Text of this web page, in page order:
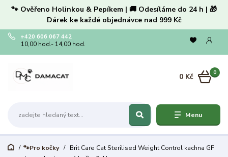
🐾 Ověřeno Holinkou & Pepíkem | 🚚 Odesíláme do 24 h | 🎁
Dárek ke každé objednávce nad 999 Kč
Menu
+420 606 067 442
10,00 hod.- 14,00 hod.
0
0 Kč
🐾Pro kočky
Brit Care Cat Sterilised Weight Control kachna GF